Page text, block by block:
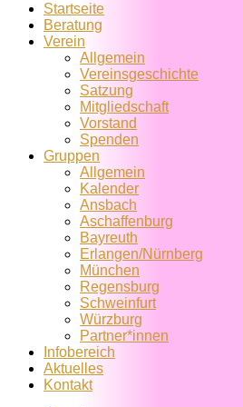
Startseite
Beratung
Verein
Allgemein
Vereins­geschichte
Satzung
Mitglied­schaft
Vorstand
Spenden
Gruppen
Allgemein
Kalender
Ansbach
Aschaffenburg
Bayreuth
Erlangen/Nürnberg
München
Regensburg
Schweinfurt
Würzburg
Partner*innen
Infobereich
Aktuelles
Kontakt